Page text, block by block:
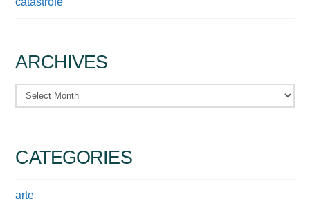
ARCHIVES
Archives
CATEGORIES
arte